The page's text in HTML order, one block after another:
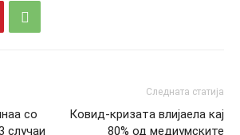
со
случаи
Следната статија
Ковид-кризата влијаела кај
80% од медиумските